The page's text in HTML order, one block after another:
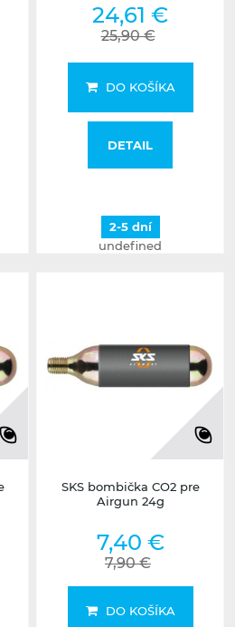
24,61 €
25,90 €
DO KOŠÍKA
DETAIL
2-5 dní
undefined
SKS bombička CO2 pre
Airgun 24g
7,40 €
7,90 €
DO KOŠÍKA